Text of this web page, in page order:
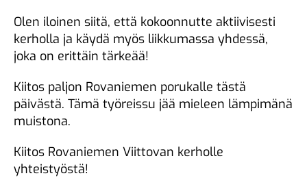
Olen iloinen siitä, että kokoonnutte aktiivisesti
kerholla ja käydä myös liikkumassa yhdessä,
joka on erittäin tärkeää!
Kiitos paljon Rovaniemen porukalle tästä
päivästä. Tämä työreissu jää mieleen lämpimänä
muistona.
Kiitos Rovaniemen Viittovan kerholle
yhteistyöstä!